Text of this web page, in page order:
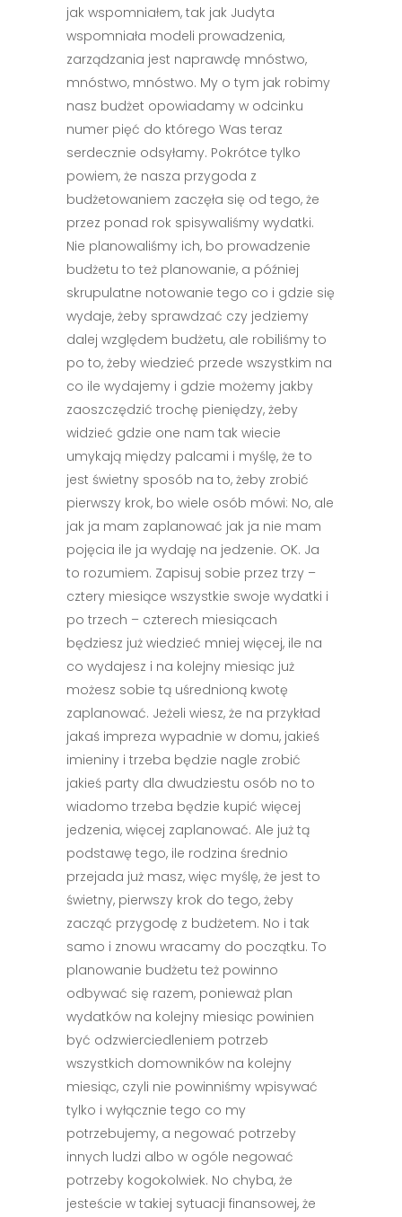
jak wspomniałem, tak jak Judyta
wspomniała modeli prowadzenia,
zarządzania jest naprawdę mnóstwo,
mnóstwo, mnóstwo. My o tym jak robimy
nasz budżet opowiadamy w odcinku
numer pięć do którego Was teraz
serdecznie odsyłamy. Pokrótce tylko
powiem, że nasza przygoda z
budżetowaniem zaczęła się od tego, że
przez ponad rok spisywaliśmy wydatki.
Nie planowaliśmy ich, bo prowadzenie
budżetu to też planowanie, a później
skrupulatne notowanie tego co i gdzie się
wydaje, żeby sprawdzać czy jedziemy
dalej względem budżetu, ale robiliśmy to
po to, żeby wiedzieć przede wszystkim na
co ile wydajemy i gdzie możemy jakby
zaoszczędzić trochę pieniędzy, żeby
widzieć gdzie one nam tak wiecie
umykają między palcami i myślę, że to
jest świetny sposób na to, żeby zrobić
pierwszy krok, bo wiele osób mówi: No, ale
jak ja mam zaplanować jak ja nie mam
pojęcia ile ja wydaję na jedzenie. OK. Ja
to rozumiem. Zapisuj sobie przez trzy –
cztery miesiące wszystkie swoje wydatki i
po trzech – czterech miesiącach
będziesz już wiedzieć mniej więcej, ile na
co wydajesz i na kolejny miesiąc już
możesz sobie tą uśrednioną kwotę
zaplanować. Jeżeli wiesz, że na przykład
jakaś impreza wypadnie w domu, jakieś
imieniny i trzeba będzie nagle zrobić
jakieś party dla dwudziestu osób no to
wiadomo trzeba będzie kupić więcej
jedzenia, więcej zaplanować. Ale już tą
podstawę tego, ile rodzina średnio
przejada już masz, więc myślę, że jest to
świetny, pierwszy krok do tego, żeby
zacząć przygodę z budżetem. No i tak
samo i znowu wracamy do początku. To
planowanie budżetu też powinno
odbywać się razem, ponieważ plan
wydatków na kolejny miesiąc powinien
być odzwierciedleniem potrzeb
wszystkich domowników na kolejny
miesiąc, czyli nie powinniśmy wpisywać
tylko i wyłącznie tego co my
potrzebujemy, a negować potrzeby
innych ludzi albo w ogóle negować
potrzeby kogokolwiek. No chyba, że
jesteście w takiej sytuacji finansowej, że